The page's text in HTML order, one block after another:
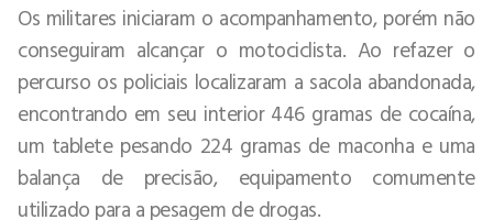
Os militares iniciaram o acompanhamento, porém não
conseguiram alcançar o motociclista. Ao refazer o
percurso os policiais localizaram a sacola abandonada,
encontrando em seu interior 446 gramas de cocaína,
um tablete pesando 224 gramas de maconha e uma
balança de precisão, equipamento comumente
utilizado para a pesagem de drogas.